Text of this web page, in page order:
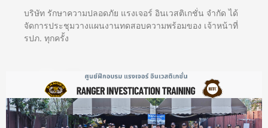
บริษัท รักษาความปลอดภัย แรงเจอร์ อินเวสติเกชั่น จำกัด ได้
จัดการประชุมวางแผนงานทดสอบความพร้อมของ เจ้าหน้าที่
รปภ. ทุกครั้ง